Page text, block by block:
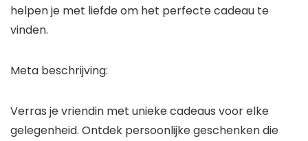
helpen je met liefde om het perfecte cadeau te
vinden.
Meta beschrijving:
Verras je vriendin met unieke cadeaus voor elke
gelegenheid. Ontdek persoonlijke geschenken die